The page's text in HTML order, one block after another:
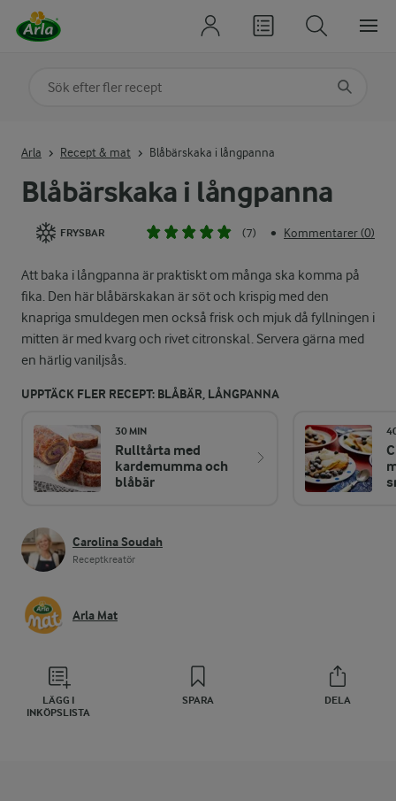
Blåbärskaka i långpanna
FRYSBAR (7) • Kommentarer (0)
Att baka i långpanna är praktiskt om många ska komma på
fika. Den här blåbärskakan är söt och krispig med den
knapriga smuldegen men också frisk och mjuk då fyllningen i
mitten är med kvarg och rivet citronskal. Servera gärna med
en härlig vaniljsås.
UPPTÄCK FLER RECEPT: BLÅBÄR, LÅNGPANNA
30 MIN
Rulltårta med
kardemumma och
blåbär
Carolina Soudah
Receptkreatör
Arla Mat
LÄGG I
INKÖPSLISTA
SPARA DELA
Arla Recept & mat Blåbärskaka i långpanna
Sök på kategori eller ingrediens